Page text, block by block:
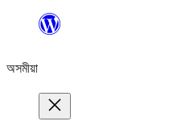
বিষয়বস্তুলৈ
অসমীয়া